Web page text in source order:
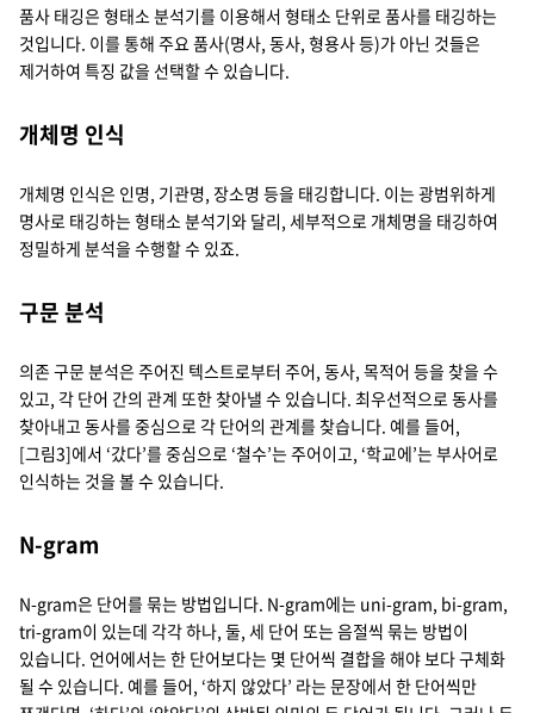
품사 태깅은 형태소 분석기를 이용해서 형태소 단위로 품사를 태깅하는
것입니다. 이를 통해 주요 품사(명사, 동사, 형용사 등)가 아닌 것들은
제거하여 특징 값을 선택할 수 있습니다.
개체명 인식
개체명 인식은 인명, 기관명, 장소명 등을 태깅합니다. 이는 광범위하게
명사로 태깅하는 형태소 분석기와 달리, 세부적으로 개체명을 태깅하여
정밀하게 분석을 수행할 수 있죠.
구문 분석
의존 구문 분석은 주어진 텍스트로부터 주어, 동사, 목적어 등을 찾을 수
있고, 각 단어 간의 관계 또한 찾아낼 수 있습니다. 최우선적으로 동사를
찾아내고 동사를 중심으로 각 단어의 관계를 찾습니다. 예를 들어,
[그림3]에서 ‘갔다’를 중심으로 ‘철수’는 주어이고, ‘학교에’는 부사어로
인식하는 것을 볼 수 있습니다.
N-gram
N-gram은 단어를 묶는 방법입니다. N-gram에는 uni-gram, bi-gram,
tri-gram이 있는데 각각 하나, 둘, 세 단어 또는 음절씩 묶는 방법이
있습니다. 언어에서는 한 단어보다는 몇 단어씩 결합을 해야 보다 구체화
될 수 있습니다. 예를 들어, ‘하지 않았다’ 라는 문장에서 한 단어씩만